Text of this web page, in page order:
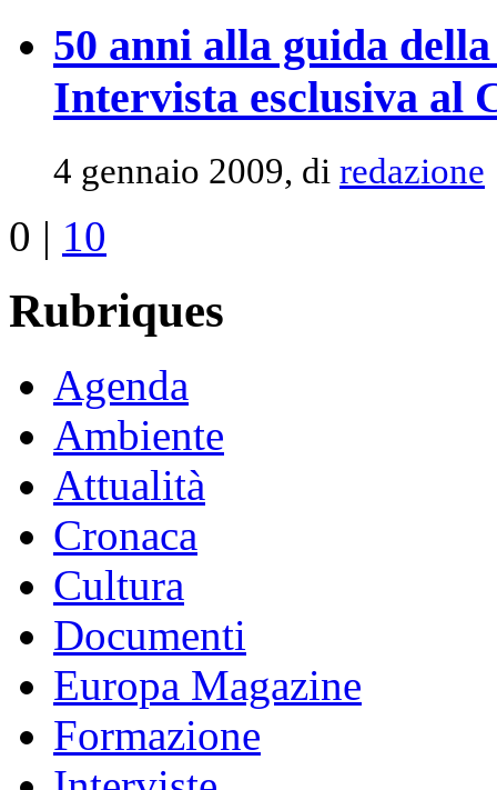
50 anni alla guida
Intervista esclusiva al
4 gennaio 2009, di redazione
0 | 10
Rubriques
Agenda
Ambiente
Attualità
Cronaca
Cultura
Documenti
Europa Magazine
Formazione